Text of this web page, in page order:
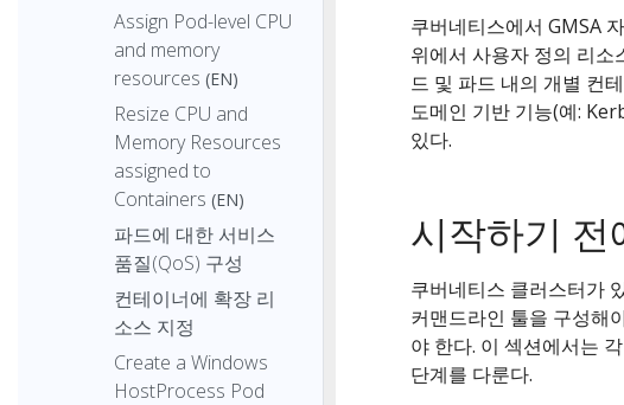
Assign Pod-level CPU
and memory
resources (EN)
Resize CPU and
Memory Resources
assigned to
Containers (EN)
파드에 대한 서비스
품질(QoS) 구성
컨테이너에 확장 리
소스 지정
Create a Windows
HostProcess Pod
쿠버네티스에서 GMSA
위에서 사용자 정의 리
드 및 파드 내의 개별 컨
도메인 기반 기능(예:
있다.
시작하기 전
쿠버네티스 클러스터가
커맨드라인 툴을 구성해
야 한다. 이 섹션에서는
단계를 다룬다.